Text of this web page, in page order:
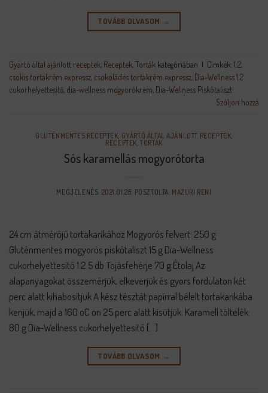
TOVÁBB OLVASOM →
Gyártó által ajánlott receptek, Receptek,Torták kategóriában | Címkék: 1:2,
csokis tortakrém expressz, csokoládés tortakrém expressz, Dia-Wellness 1:2
cukorhelyettesítő, dia-wellness mogyorókrém, Dia-Wellness Piskótaliszt
Szóljon hozzá
GLUTÉNMENTES RECEPTEK, GYÁRTÓ ÁLTAL AJÁNLOTT RECEPTEK,
RECEPTEK,TORTÁK
Sós karamellás mogyorótorta
MEGJELENÉS: 2021.01.28. POSZTOLTA: MAZURI RENI
24 cm átmérőjű tortakarikához Mogyorós felvert: 250 g
Gluténmentes mogyorós piskótaliszt 15 g Dia-Wellness
cukorhelyettesítő 1:2 5 db Tojásfehérje 70 g Étolaj Az
alapanyagokat összemérjük, elkeverjük és gyors fordulaton két
perc alatt kihabosítjuk A kész tésztát papírral bélelt tortakarikába
kenjük, majd a 160 oC on 25 perc alatt kisütjük. Karamell töltelék:
80 g Dia-Wellness cukorhelyettesítő […]
TOVÁBB OLVASOM →